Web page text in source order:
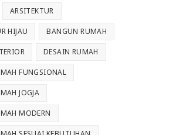
ARSITEKTUR
HIJAU BANGUN RUMAH
DESAIN RUMAH
FUNGSIONAL
JOGJA
MODERN